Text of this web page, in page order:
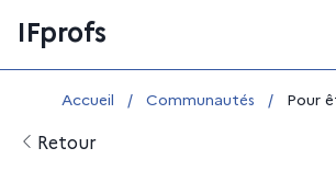
au
contenu
IFprofs
Vous êtes ici :
Accueil / Communautés / Pour
Retour